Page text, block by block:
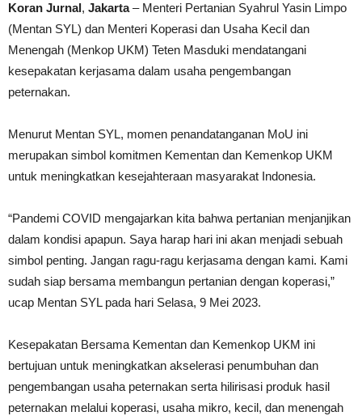
Koran Jurnal, Jakarta– Menteri Pertanian Syahrul Yasin Limpo
(Mentan SYL) dan Menteri Koperasi dan Usaha Kecil dan
Menengah (Menkop UKM) Teten Masduki mendatangani
kesepakatan kerjasama dalam usaha pengembangan
peternakan.
Menurut Mentan SYL, momen penandatanganan MoU ini
merupakan simbol komitmen Kementan dan Kemenkop UKM
untuk meningkatkan kesejahteraan masyarakat Indonesia.
“Pandemi COVID mengajarkan kita bahwa pertanian menjanjikan
dalam kondisi apapun. Saya harap hari ini akan menjadi sebuah
simbol penting. Jangan ragu-ragu kerjasama dengan kami. Kami
sudah siap bersama membangun pertanian dengan koperasi,”
ucap Mentan SYL pada hari Selasa, 9 Mei 2023.
Kesepakatan Bersama Kementan dan Kemenkop UKM ini
bertujuan untuk meningkatkan akselerasi penumbuhan dan
pengembangan usaha peternakan serta hilirisasi produk hasil
peternakan melalui koperasi, usaha mikro, kecil, dan menengah